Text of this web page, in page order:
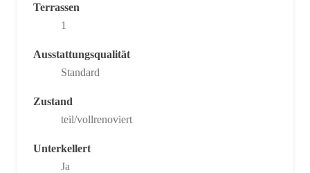
Terrassen
1
Ausstattungsqualität
Standard
Zustand
teil/vollrenoviert
Unterkellert
Ja